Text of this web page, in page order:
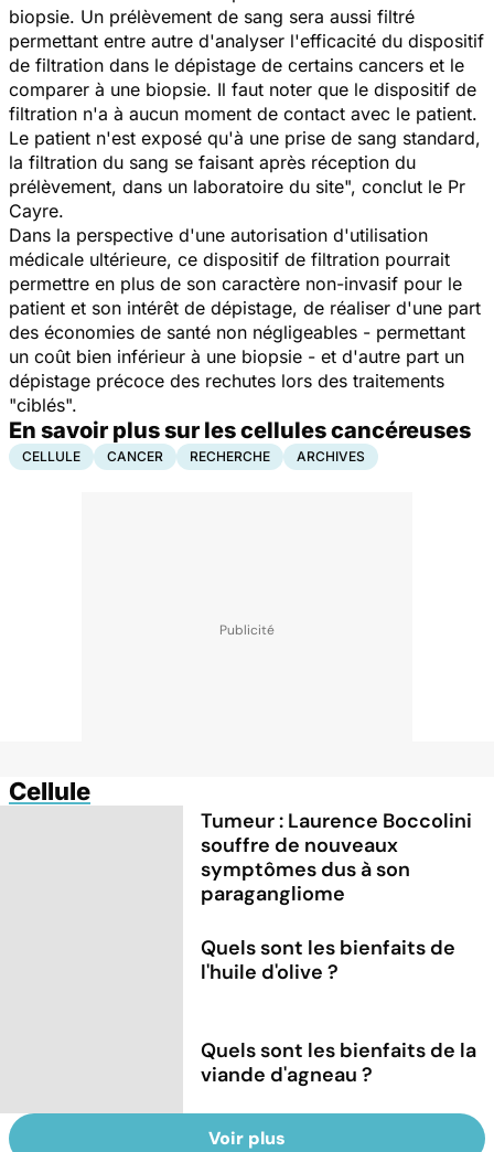
biopsie. Un prélèvement de sang sera aussi filtré
permettant entre autre d'analyser l'efficacité du dispositif
de filtration dans le dépistage de certains cancers et le
comparer à une biopsie. Il faut noter que le dispositif de
filtration n'a à aucun moment de contact avec le patient.
Le patient n'est exposé qu'à une prise de sang standard,
la filtration du sang se faisant après réception du
prélèvement, dans un laboratoire du site", conclut le Pr
Cayre.
Dans la perspective d'une autorisation d'utilisation
médicale ultérieure, ce dispositif de filtration pourrait
permettre en plus de son caractère non-invasif pour le
patient et son intérêt de dépistage, de réaliser d'une part
des économies de santé non négligeables - permettant
un coût bien inférieur à une biopsie - et d'autre part un
dépistage précoce des rechutes lors des traitements
"ciblés".
En savoir plus sur les cellules cancéreuses
CELLULE CANCER RECHERCHE ARCHIVES
Cellule
Tumeur : Laurence Boccolini
souffre de nouveaux
symptômes dus à son
paragangliome
Quels sont les bienfaits de
l'huile d'olive ?
Quels sont les bienfaits de la
viande d'agneau ?
Voir plus